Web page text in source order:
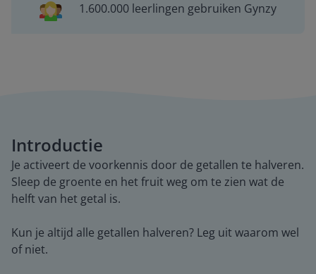
1.600.000 leerlingen gebruiken Gynzy
Introductie
Je activeert de voorkennis door de getallen te halveren.
Sleep de groente en het fruit weg om te zien wat de
helft van het getal is.
Kun je altijd alle getallen halveren? Leg uit waarom wel
of niet.